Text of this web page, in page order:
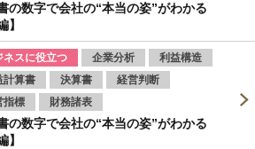
の数字で会社の“本当の姿”がわかる
】
ネスに役立つ 企業分析
利益構造
計算書
決算書
経営判断
指標
財務諸表
の数字で会社の“本当の姿”がわかる
】